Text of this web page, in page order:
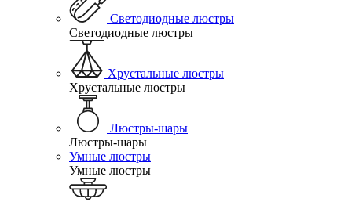
Светодиодные люстры
Светодиодные люстры
Хрустальные люстры
Хрустальные люстры
Люстры-шары
Люстры-шары
Умные люстры
Умные люстры